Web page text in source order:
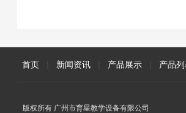
首页 新闻资讯 产品展示 产品
版权所有 广州市育星教学设备有限公司